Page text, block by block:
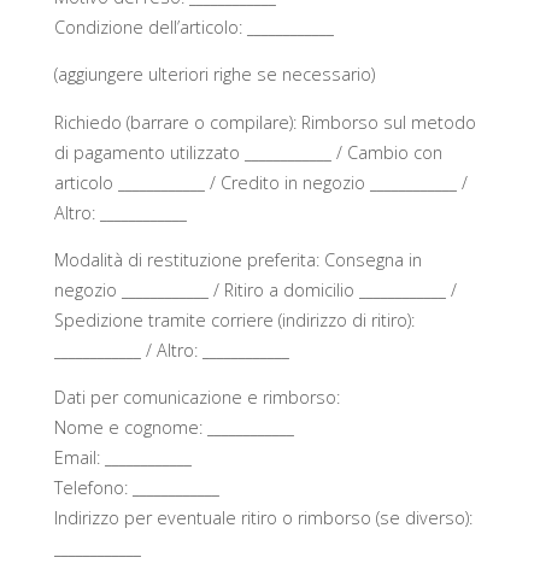
Condizione dell’articolo: ____________
(aggiungere ulteriori righe se necessario)
Richiedo (barrare o compilare): Rimborso sul metodo
di pagamento utilizzato ____________ / Cambio con
articolo ____________ / Credito in negozio ____________ /
Altro: ____________
Modalità di restituzione preferita: Consegna in
negozio ____________ / Ritiro a domicilio ____________ /
Spedizione tramite corriere (indirizzo di ritiro):
____________ / Altro: ____________
Dati per comunicazione e rimborso:
Nome e cognome: ____________
Email: ____________
Telefono: ____________
Indirizzo per eventuale ritiro o rimborso (se diverso):